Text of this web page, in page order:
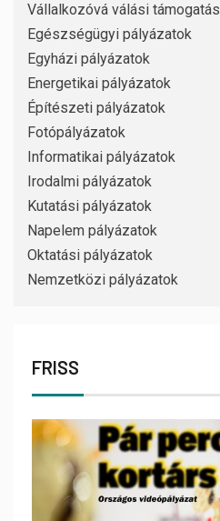
Vállalkozóvá válási támogatás
Egészségügyi pályázatok
Egyházi pályázatok
Energetikai pályázatok
Építészeti pályázatok
Fotópályázatok
Informatikai pályázatok
Irodalmi pályázatok
Kutatási pályázatok
Napelem pályázatok
Oktatási pályázatok
Nemzetközi pályázatok
FRISS